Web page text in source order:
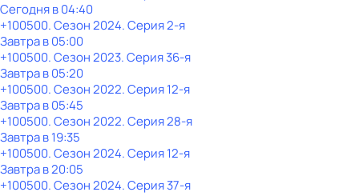
Сегодня в 04:40
+100500. Сезон 2024. Серия 2-я
Завтра в 05:00
+100500. Сезон 2023. Серия 36-я
Завтра в 05:20
+100500. Сезон 2022. Серия 12-я
Завтра в 05:45
+100500. Сезон 2022. Серия 28-я
Завтра в 19:35
+100500. Сезон 2024. Серия 12-я
Завтра в 20:05
+100500. Сезон 2024. Серия 37-я